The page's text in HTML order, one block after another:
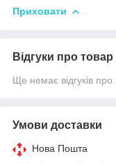
Приховати
Відгуки про товар
Ще немає відгуків
Умови доставки
Нова Пошта